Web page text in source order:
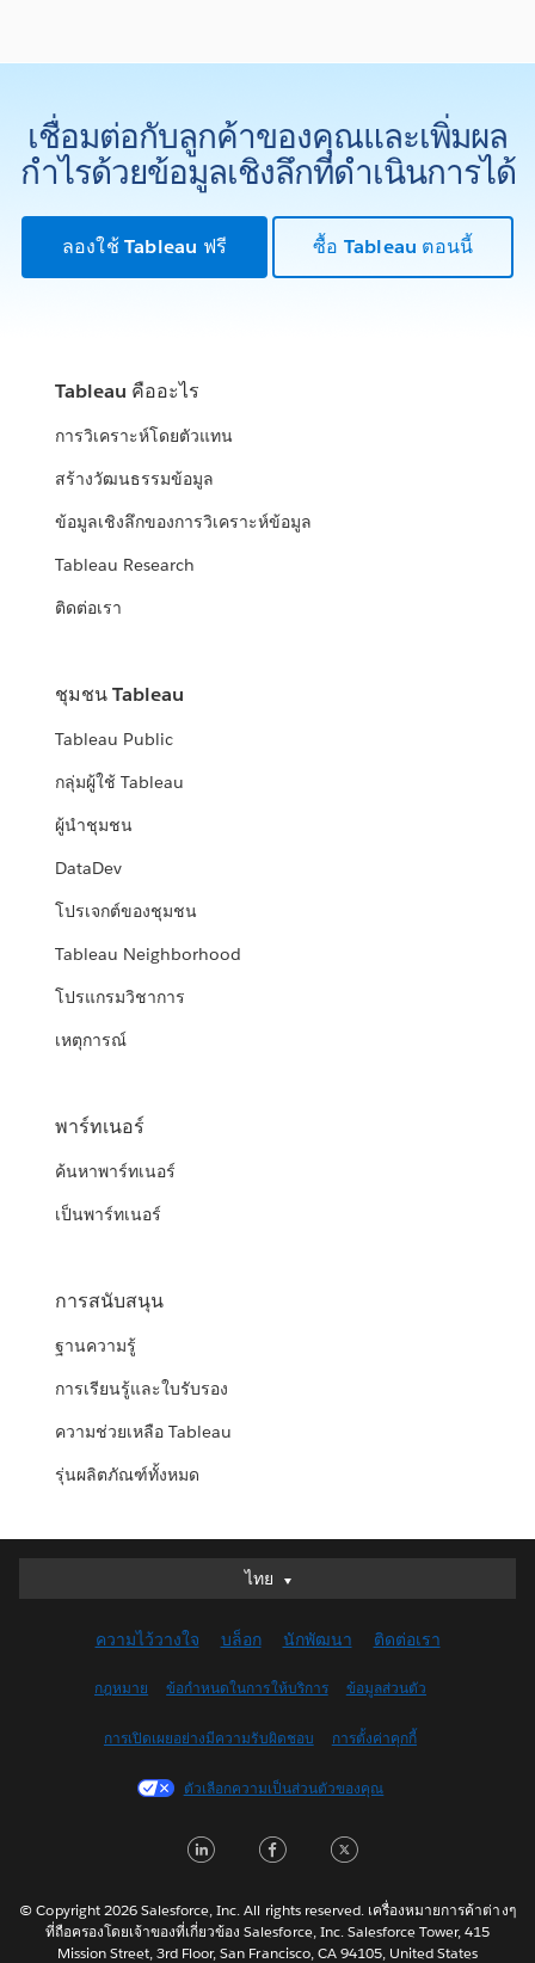
เชื่อมต่อกับลูกค้าของคุณและเพิ่มผล
กำไรด้วยข้อมูลเชิงลึกที่ดำเนินการได้
ลองใช้ Tableau ฟรี ซื้อ Tableau ตอนนี้
Tableau คืออะไร
การวิเคราะห์โดยตัวแทน
สร้างวัฒนธรรมข้อมูล
ข้อมูลเชิงลึกของการวิเคราะห์ข้อมูล
Tableau Research
ติดต่อเรา
ชุมชน Tableau
Tableau Public
กลุ่มผู้ใช้ Tableau
ผู้นำชุมชน
DataDev
โปรเจกต์ของชุมชน
Tableau Neighborhood
โปรแกรมวิชาการ
เหตุการณ์
พาร์ทเนอร์
ค้นหาพาร์ทเนอร์
เป็นพาร์ทเนอร์
การสนับสนุน
ฐานความรู้
การเรียนรู้และใบรับรอง
ความช่วยเหลือ Tableau
รุ่นผลิตภัณฑ์ทั้งหมด
ไทย
ไทย
English (UK)
English (US)
Français (Canada)
Français (France)
日本語
Nederlands
Português
ความไว้วางใจ บล็อก นักพัฒนา ติดต่อเรา
กฎหมาย ข้อกำหนดในการให้บริการ ข้อมูลส่วนตัว
การเปิดเผยอย่างมีความรับผิดชอบ การตั้งค่าคุกกี้
ตัวเลือกความเป็นส่วนตัวของคุณ
LinkedInFacebook
© Copyright 2026 Salesforce, Inc. All rights reserved. เครื่องหมายการค้าต่างๆ
ที่ถือครองโดยเจ้าของที่เกี่ยวข้อง Salesforce, Inc. Salesforce Tower, 415
Mission Street, 3rd Floor, San Francisco, CA 94105, United States